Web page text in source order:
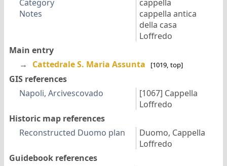
Category
cappella
Notes
cappella antica
della casa
Loffredo
Main entry
→
Cattedrale S. Maria Assunta [1019, top]
GIS references
Napoli, Arcivescovado
[1067] Cappella
Loffredo
Historic map references
Reconstructed Duomo plan
Duomo, Cappella
Loffredo
Guidebook references